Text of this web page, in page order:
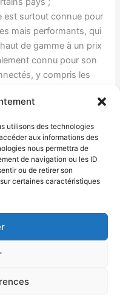
utilisons des technologies
aux informations des
nous permettra de
de navigation ou les ID
ou de retirer son
certaines caractéristiques
est surtout connue pour
mais performants, qui
de gamme à un prix
connu pour son
y compris les
Article suivant
?
de site